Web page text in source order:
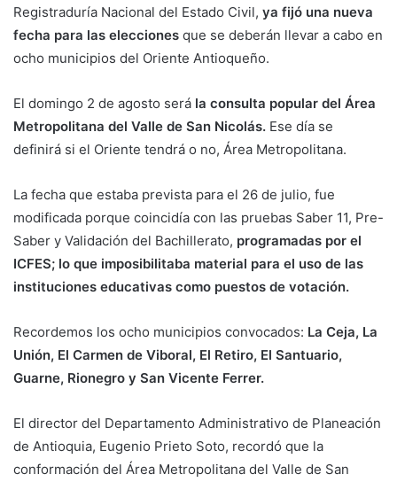
Registraduría Nacional del Estado Civil, ya fijó una nueva
fecha para las elecciones que se deberán llevar a cabo en
ocho municipios del Oriente Antioqueño.
El domingo 2 de agosto será la consulta popular del Área
Metropolitana del Valle de San Nicolás. Ese día se
definirá si el Oriente tendrá o no, Área Metropolitana.
La fecha que estaba prevista para el 26 de julio, fue
modificada porque coincidía con las pruebas Saber 11, Pre-
Saber y Validación del Bachillerato, programadas por el
ICFES; lo que imposibilitaba material para el uso de las
instituciones educativas como puestos de votación.
Recordemos los ocho municipios convocados: La Ceja, La
Unión, El Carmen de Viboral, El Retiro, El Santuario,
Guarne, Rionegro y San Vicente Ferrer.
El director del Departamento Administrativo de Planeación
de Antioquia, Eugenio Prieto Soto, recordó que la
conformación del Área Metropolitana del Valle de San